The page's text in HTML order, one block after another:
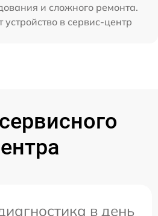
и сложного ремонта.
в сервис-центр
в день